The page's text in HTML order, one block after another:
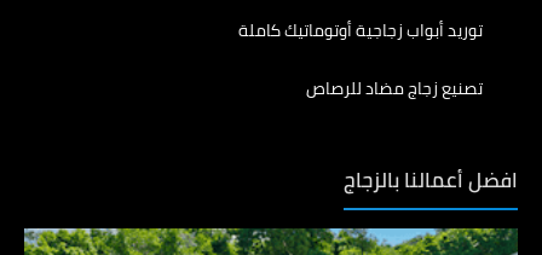
توريد أبواب زجاجية أوتوماتيك كاملة
تصنيع زجاج مضاد للرصاص
افضل أعمالنا بالزجاج